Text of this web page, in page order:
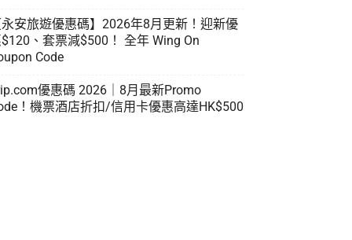
安旅遊優惠碼】2026年8月更新！迎新優
、套票減$500！ 全年 Wing On
Code
優惠碼 2026｜8月最新Promo
！機票酒店折扣/信用卡優惠高達HK$500